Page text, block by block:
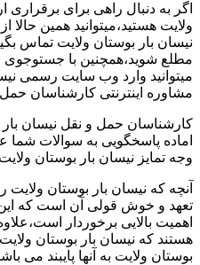
اگر به دنبال راهی برای برقراری
ولایت هستید،میتوانید همین
نیسان بار بوستان ولایت تماس
مطلع شوید،همچنین با جستوجوی
میتوانید وارد وب سایت رسمی
مشاوره اینترنتی کارشناسان
کارشناسان حمل و نقل نیسان
اماده پاسخگویی به سوالات شما
وجه تمایز نیسان بار بوستان
آنچه که نیسان بار بوستان ولایت
تعهد و خوش قولی آن است که این
اهمیت بالایی برخوردار
هستند که نیسان بار بوستان
بوستان ولایت به آنها پایبند می